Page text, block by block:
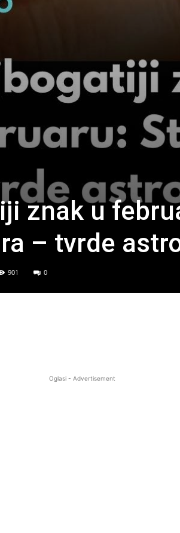
znak u
– tvrde
901 0
Oglasi - Advertisement